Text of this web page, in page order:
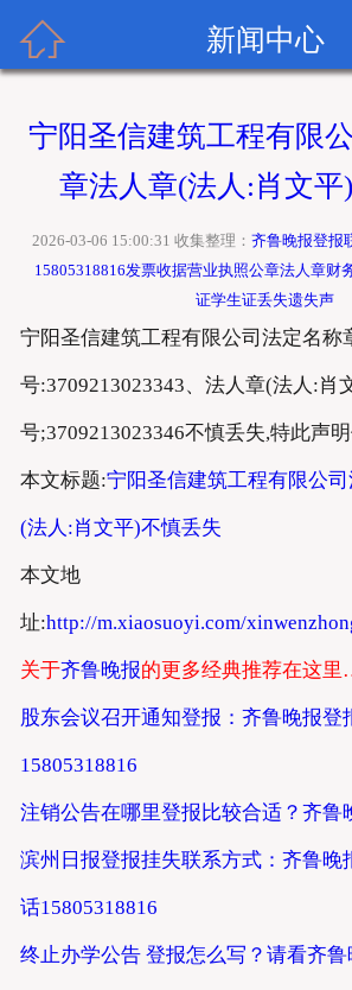
齐
齐
齐
齐鲁
齐
 新闻中心
宁阳圣信建筑工程有限
章法人章(法人:肖文平
2026-03-06 15:00:31 收集整理：齐鲁晚报登报
15805318816发票收据营业执照公章法人章财
证学生证丢失遗失声
宁阳圣信建筑工程有限公司法定名称
号:3709213023343、法人章(法人:肖
号;3709213023346不慎丢失,特此声明
本文标题:宁阳圣信建筑工程有限公
(法人:肖文平)不慎丢失
本文地
址:http://m.xiaosuoyi.com/
关于齐鲁晚报的更多经典推荐在这
股东会议召开通知登报：齐鲁晚报登
15805318816
注销公告在哪里登报比较合适？齐鲁
滨州日报登报挂失联系方式：齐鲁晚
话15805318816
终止办学公告 登报怎么写？请看齐